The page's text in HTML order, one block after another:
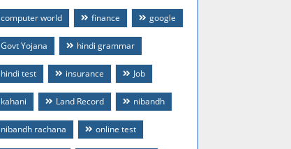
computer world finance google
Govt Yojana hindi grammar
hindi test insurance Job
kahani Land Record nibandh
nibandh rachana online test